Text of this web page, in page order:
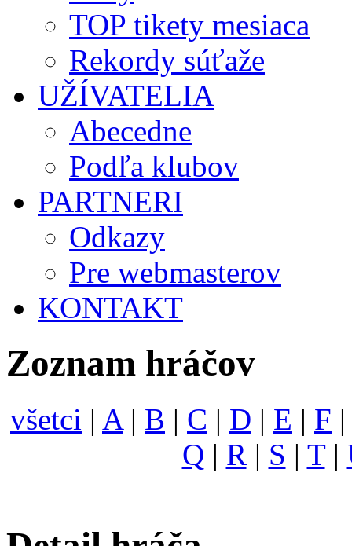
TOP tikety mesiaca
Rekordy súťaže
UŽÍVATELIA
Abecedne
Podľa klubov
PARTNERI
Odkazy
Pre webmasterov
KONTAKT
Zoznam hráčov
všetci | A| B | C | D | E | F
Q | R| S | T|